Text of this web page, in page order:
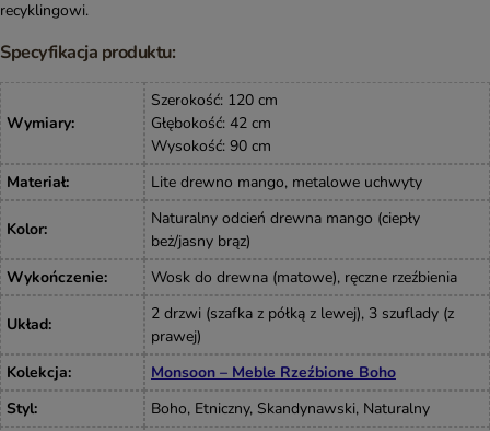
recyklingowi.
Specyfikacja produktu:
Wymiary:
Szerokość: 120 cm
Głębokość: 42 cm
Wysokość: 90 cm
Materiał: Lite drewno mango, metalowe uchwyty
Kolor:
Naturalny odcień drewna mango (ciepły
beż/jasny brąz)
Wykończenie: Wosk do drewna (matowe), ręczne rzeźbienia
Układ:
2 drzwi (szafka z półką z lewej), 3 szuflady (z
prawej)
Kolekcja:
Monsoon – Meble Rzeźbione Boho
Styl:
Boho, Etniczny, Skandynawski, Naturalny